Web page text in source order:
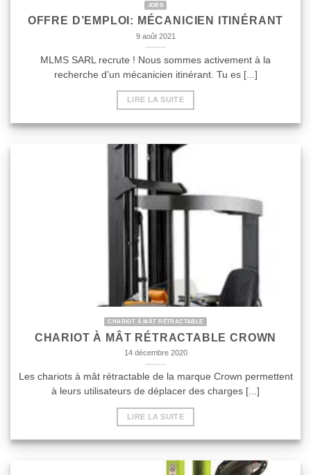
JOBS
OFFRE D’EMPLOI: MÉCANICIEN ITINÉRANT
9 août 2021
MLMS SARL recrute ! Nous sommes activement à la
recherche d’un mécanicien itinérant. Tu es [...]
LIRE LA SUITE
CHARIOT À MÂT RÉTRACTABLE
CHARIOT À MÂT RÉTRACTABLE CROWN
14 décembre 2020
Les chariots à mât rétractable de la marque Crown permettent
à leurs utilisateurs de déplacer des charges [...]
LIRE LA SUITE